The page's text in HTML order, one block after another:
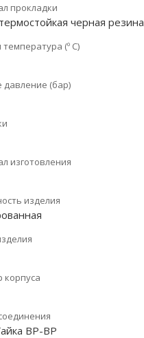
прокладки
черная резина
(º С)
давление (бар)
изготовления
изделия
корпуса
ВР-ВР